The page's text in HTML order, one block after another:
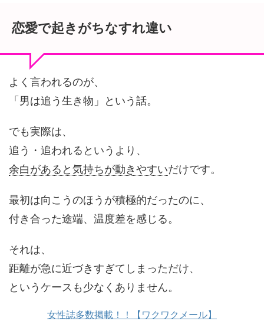
恋愛で起きがちなすれ違い
よく言われるのが、
「男は追う生き物」という話。
でも実際は、
追う・追われるというより、
余白があると気持ちが動きやすいだけです。
最初は向こうのほうが積極的だったのに、
付き合った途端、温度差を感じる。
それは、
距離が急に近づきすぎてしまっただけ、
というケースも少なくありません。
女性誌多数掲載！！【ワクワクメール】